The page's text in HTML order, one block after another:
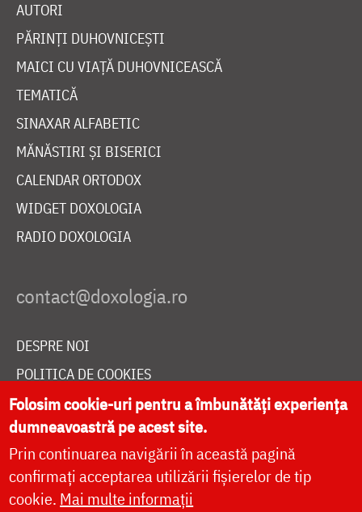
AUTORI
PĂRINȚI DUHOVNICEȘTI
MAICI CU VIAȚĂ DUHOVNICEASCĂ
TEMATICĂ
SINAXAR ALFABETIC
MĂNĂSTIRI ȘI BISERICI
CALENDAR ORTODOX
WIDGET DOXOLOGIA
RADIO DOXOLOGIA
DESPRE NOI
POLITICA DE COOKIES
DONEAZĂ ONLINE PENTRU CATEDRALA NAȚIONALĂ
LIVE
Folosim cookie-uri pentru a îmbunătăți experiența
dumneavoastră pe acest site.
Prin continuarea navigării în această pagină
confirmați acceptarea utilizării fișierelor de tip
cookie. Mai multe informații